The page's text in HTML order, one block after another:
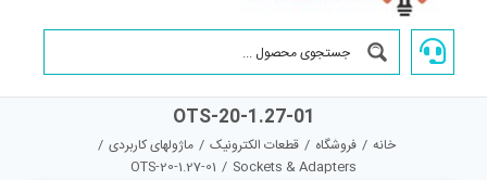
OTS-20-1.27-01
خانه / فروشگاه / قطعات الکترونیک / ماژولهای کاربردی /
Sockets & Adapters
/
OTS-20-1.27-01